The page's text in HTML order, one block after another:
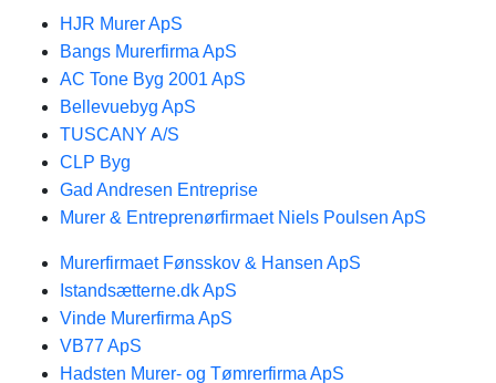
HJR Murer ApS
Bangs Murerfirma ApS
AC Tone Byg 2001 ApS
Bellevuebyg ApS
TUSCANY A/S
CLP Byg
Gad Andresen Entreprise
Murer & Entreprenørfirmaet Niels Poulsen ApS
Murerfirmaet Fønsskov & Hansen ApS
Istandsætterne.dk ApS
Vinde Murerfirma ApS
VB77 ApS
Hadsten Murer- og Tømrerfirma ApS